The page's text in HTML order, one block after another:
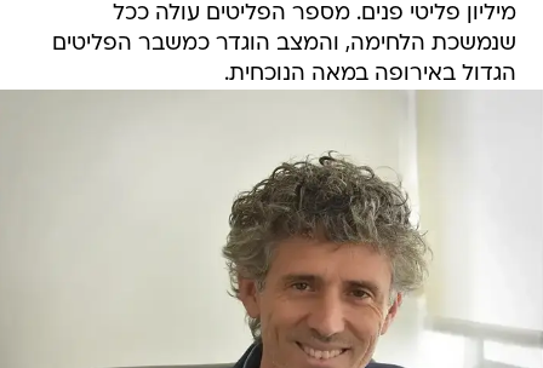
מיליון פליטי פנים. מספר הפליטים עולה ככל
שנמשכת הלחימה, והמצב הוגדר כמשבר הפליטים
הגדול באירופה במאה הנוכחית.